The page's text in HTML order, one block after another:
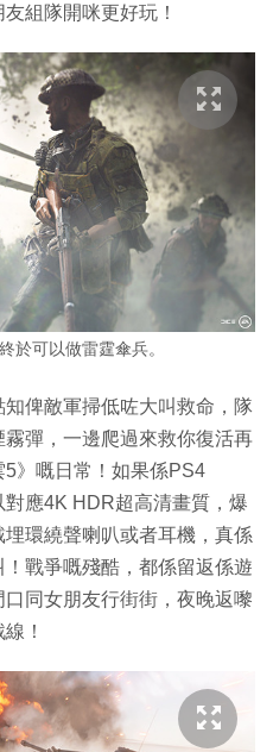
組隊開咪更好玩！
於可以做雷霆傘兵。
俾敵軍掃低咗大叫救命，隊
彈，一邊爬過來救你復活再
》嘅日常！如果係PS4
應4K HDR超高清畫質，爆
環繞聲喇叭或者耳機，真係
戰爭嘅殘酷，都係留返係遊
同女朋友行街街，夜晚返嚟
！